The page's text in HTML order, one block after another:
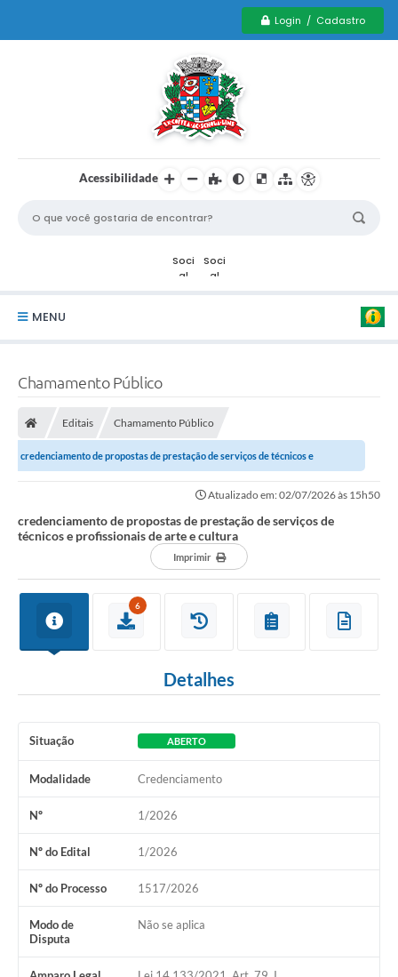
Login / Cadastro
Acessibilidade
MENU
Ouvidoria
Departamentos
Carteira municipal de identificação de mães ou
responsáveis de pessoas com deficiência
PALESTRA SETEMBRO AMARELO - DRA. BEATRIZ GODOY
Relação dos Itinerários do Transporte Público
Consulta Pública sobre o Plano Municipal de
FAQ
Junta Militar
Chamamento Público
Editais Chamamento Público
credenciamento de propostas de prestação de serviços de técnicos e
Atualizado em: 02/07/2026 às 15h50
credenciamento de propostas de prestação de serviços de
técnicos e profissionais de arte e cultura
Imprimir
6
Detalhes
Situação ABERTO
Modalidade Credenciamento
Nº 1/2026
Nº do Edital 1/2026
Nº do Processo 1517/2026
Modo de
Disputa
Não se aplica